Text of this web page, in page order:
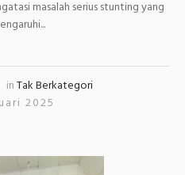
masalah serius stunting yang
inTak Berkategori
2025